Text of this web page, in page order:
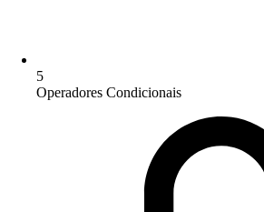
5
Operadores Condicionais